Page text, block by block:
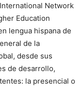
Network
Education
lengua hispana de
de la
desde sus
de desarrollo,
la presencial o